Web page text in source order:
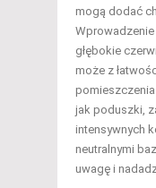
mogą dodać
Wprowadzenie
głębokie
może z
jak poduszki,
intensywnych
neutralnymi
uwagę i